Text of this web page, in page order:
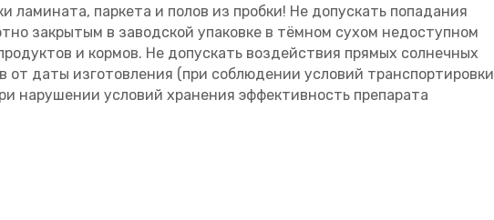
паркета и полов из пробки! Не допускать попадания
закрытым в заводской упаковке в тёмном сухом недоступном
и кормов. Не допускать воздействия прямых солнечных
от даты изготовления (при соблюдении условий транспортировки
нарушении условий хранения эффективность препарата